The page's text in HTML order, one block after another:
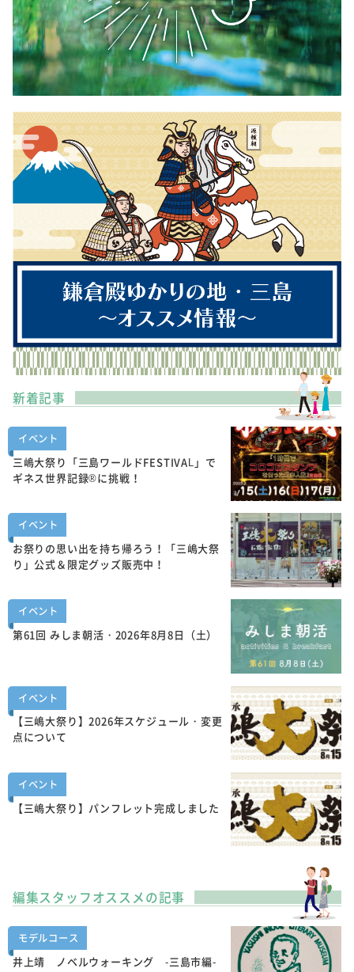
新着記事
イベント
三嶋大祭り「三島ワールドFESTIVAL」で
ギネス世界記録®に挑戦！
イベント
お祭りの思い出を持ち帰ろう！「三嶋大祭
り」公式＆限定グッズ販売中！
イベント
第61回 みしま朝活・2026年8月8日（土）
イベント
【三嶋大祭り】2026年スケジュール・変更
点について
イベント
【三嶋大祭り】パンフレット完成しました
編集スタッフオススメの記事
モデルコース
井上靖 ノベルウォーキング -三島市編-